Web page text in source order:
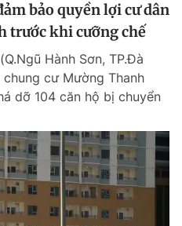
bảo quyền lợi cư dân
trước khi cưỡng chế
Hành Sơn, TP.Đà
cư Mường Thanh
dỡ 104 căn hộ bị chuyển